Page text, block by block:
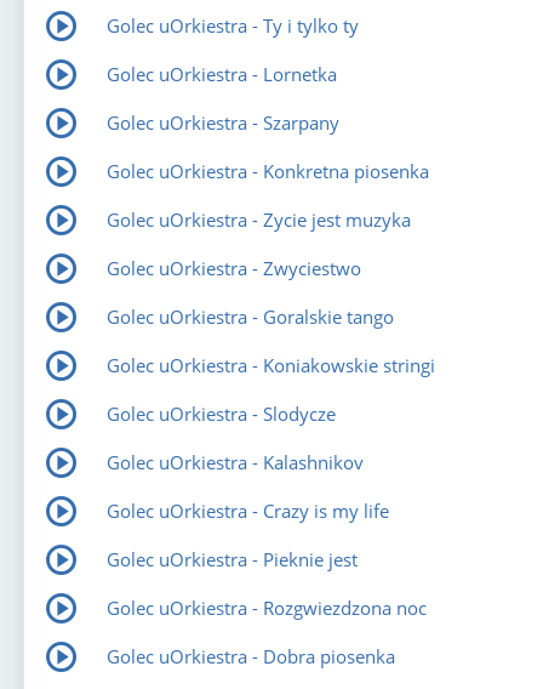
Golec uOrkiestra - Ty i tylko ty
Golec uOrkiestra - Lornetka
Golec uOrkiestra - Szarpany
Golec uOrkiestra - Konkretna piosenka
Golec uOrkiestra - Zycie jest muzyka
Golec uOrkiestra - Zwyciestwo
Golec uOrkiestra - Goralskie tango
Golec uOrkiestra - Koniakowskie stringi
Golec uOrkiestra - Slodycze
Golec uOrkiestra - Kalashnikov
Golec uOrkiestra - Crazy is my life
Golec uOrkiestra - Pieknie jest
Golec uOrkiestra - Rozgwiezdzona noc
Golec uOrkiestra - Dobra piosenka